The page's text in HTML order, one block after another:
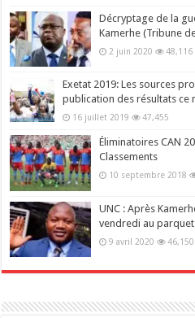
Décryptage de la
Kamerhe (Tribune
2 juin 2020 48,116
Exetat 2019: Les sources
publication des résultats ce
16 juillet 2019 47,455
Éliminatoires CAN
Classements
10 septembre 2018
UNC : Après
vendredi au
9 avril 2020 46,150